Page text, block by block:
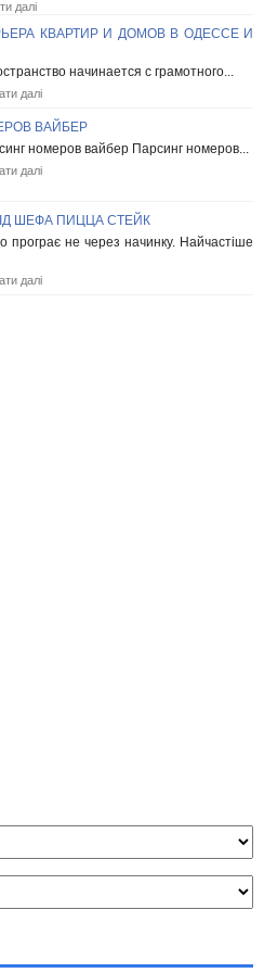
далі
КВАРТИР И ДОМОВ В ОДЕССЕ И
начинается с грамотного...
далі
ВАЙБЕР
номеров вайбер Парсинг номеров...
далі
ШЕФА ПИЦЦА СТЕЙК
програє не через начинку. Найчастіше
далі